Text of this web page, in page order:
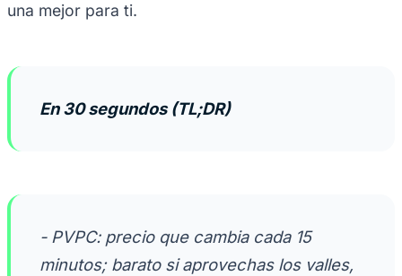
una mejor para ti.
En 30 segundos (TL;DR)
- PVPC: precio que cambia cada 15
minutos; barato si aprovechas los valles,